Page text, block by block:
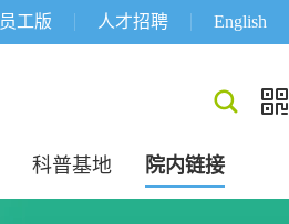
员工版 人才招聘 English
科普基地 院内链接
 